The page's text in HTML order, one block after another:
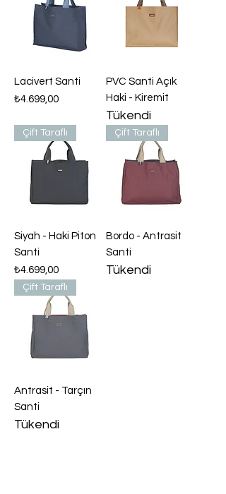
Lacivert Santi
Fiyat
₺4.699,00
PVC Santi Açık
Haki - Kiremit
Tükendi
Çift Taraflı
Siyah - Haki Piton
Santi
Fiyat
₺4.699,00
Çift Taraflı
Bordo - Antrasit
Santi
Tükendi
Çift Taraflı
Antrasit - Tarçın
Santi
Tükendi